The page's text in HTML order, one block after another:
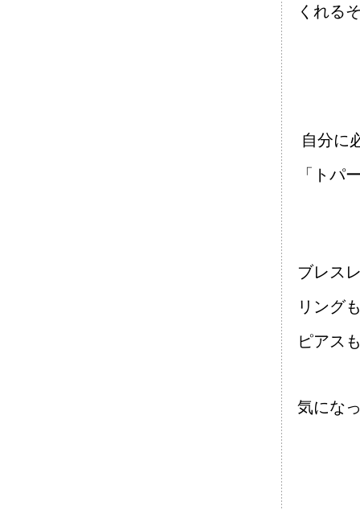
くれる
自分に
「トパ
ブレス
リング
ピアス
気にな